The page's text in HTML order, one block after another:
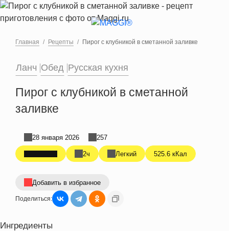
Перейти к основному содержанию
Главная Рецепты Пирог с клубникой в сметанной заливке
Ланч Обед Русская кухня
Пирог с клубникой в сметанной
заливке
2ч Легкий 525.6 кКал
28 января 2026 257
Добавить в избранное
Поделиться:
Ингредиенты